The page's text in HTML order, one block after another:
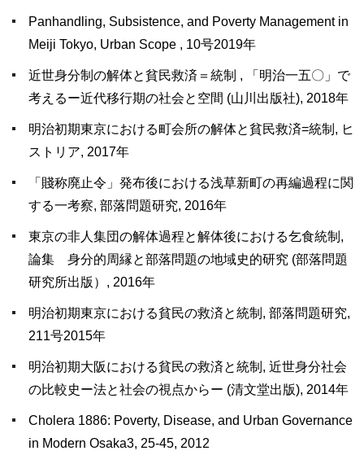
Panhandling, Subsistence, and Poverty Management in
Meiji Tokyo, Urban Scope , 10号2019年
近世身分制の解体と貧民救済＝統制 , 「明治一五〇」で
考えるー近代移行期の社会と空間 (山川出版社), 2018年
明治初期東京における町会所の解体と貧民救済=統制, ヒ
ストリア, 2017年
「賤称廃止令」発布後における浅草新町の再編過程に関
する一考察, 部落問題研究, 2016年
東京の非人集団の解体過程と解体後における乞食統制,
論集 身分的周縁と部落問題の地域史的研究 (部落問題
研究所出版）, 2016年
明治初期東京における貧民の救済と統制, 部落問題研究,
211号2015年
明治初期大阪における貧民の救済と統制, 近世身分社会
の比較史ー法と社会の視点からー (清文堂出版), 2014年
Cholera 1886: Poverty, Disease, and Urban Governance
in Modern Osaka3, 25-45, 2012